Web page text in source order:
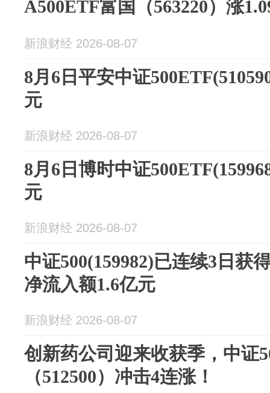
A500ETF富国（563220）涨
新浪财经 2026-08-07
8月6日平安中证
元
新浪财经 2026-08-07
8月6日博时中证
元
新浪财经 2026-08-07
中证500(159982)已连续3日获
净流入额1.6亿元
新浪财经 2026-08-07
创新药公司迎来收获季，中证
（512500）冲击4连涨！